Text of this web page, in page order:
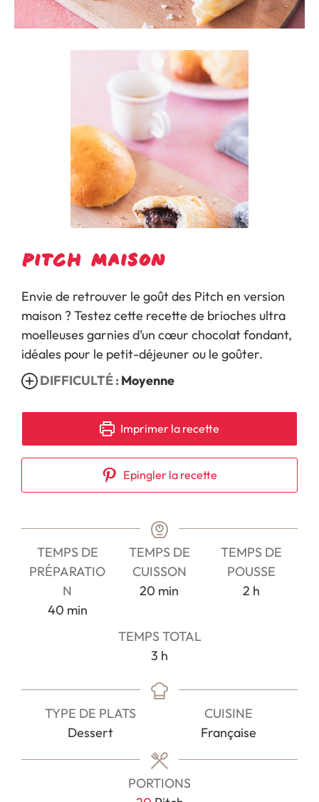
Pitch maison
Envie de retrouver le goût des Pitch en version
maison ? Testez cette recette de brioches ultra
moelleuses garnies d’un cœur chocolat fondant,
idéales pour le petit-déjeuner ou le goûter.
DIFFICULTÉ :Moyenne
Imprimer la recette
Epingler la recette
TEMPS DE
PRÉPARATIO
N
40minutes
min
TEMPS DE
CUISSON
20 minutes
min
TEMPS DE
POUSSE
2 heures
h
TEMPS TOTAL
3 heures
h
TYPE DE PLATS
Dessert
CUISINE
Française
PORTIONS